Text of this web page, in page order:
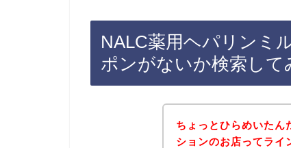
NALC薬用ヘパリンミ
ポンがないか検索して
ちょっとひらめいたん
ションのお店ってライ